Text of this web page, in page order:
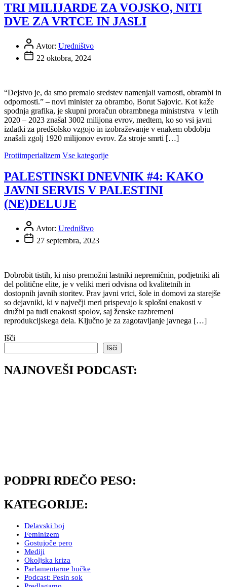
TRI MILIJARDE ZA VOJSKO, NITI
DVE ZA VRTCE IN JASLI
Avtor: Uredništvo
22 oktobra, 2024
“Dejstvo je, da smo premalo sredstev namenjali varnosti, obrambi in
odpornosti.” – novi minister za obrambo, Borut Sajovic. Kot kaže
spodnja grafika, je skupni proračun obrambnega ministrstva v letih
2020 – 2023 znašal 3002 milijona evrov, medtem, ko so vsi javni
izdatki za predšolsko vzgojo in izobraževanje v enakem obdobju
znašali zgolj 1920 milijonov evrov. Za stroje smrti […]
Protiimperializem Vse kategorije
PALESTINSKI DNEVNIK #4: KAKO
JAVNI SERVIS V PALESTINI
(NE)DELUJE
Avtor: Uredništvo
27 septembra, 2023
Dobrobit tistih, ki niso premožni lastniki nepremičnin, podjetniki ali
del politične elite, je v veliki meri odvisna od kvalitetnih in
dostopnih javnih storitev. Prav javni vrtci, šole in domovi za starejše
so dejavniki, ki v največji meri prispevajo k splošni enakosti v
družbi pa tudi enakosti spolov, saj ženske razbremeni
reprodukcijskega dela. Ključno je za zagotavljanje javnega […]
Išči
Išči
NAJNOVEŠI PODCAST:
PODPRI RDEČO PESO:
KATEGORIJE:
Delavski boj
Feminizem
Gostujoče pero
Mediji
Okoljska kriza
Parlamentarne bučke
Podcast: Pesin sok